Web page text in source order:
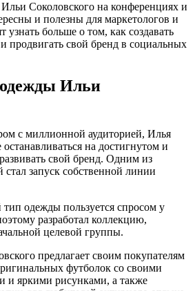
Соколовского на конференциях и
и полезны для маркетологов и
узнать больше о том, как создавать
продвигать свой бренд в социальных
Ильи
с миллионной аудиторией, Илья
на достигнутом и
свой бренд. Одним из
запуск собственной линии
тип одежды пользуется спросом у
разработал коллекцию,
целевой группы.
предлагает своим покупателям
футболок со своими
и яркими рисунками, а также